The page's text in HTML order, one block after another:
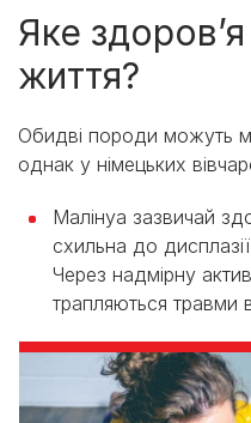
Яке
життя?
Обидві породи можуть
однак у німецьких
Малінуа зазвичай
схильна до
Через надмірну
трапляються травми